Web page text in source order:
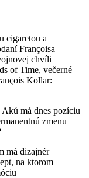
cigaretou a
Françoisa
chvíli
of Time, večerné
Kollar:
Akú má dnes pozíciu
zmenu
má dizajnér
na ktorom